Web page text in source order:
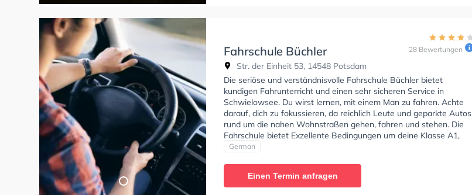
Fahrschule Büchler
Str. der Einheit 53, 14548 Potsdam
28 Bewertungen
Die seriöse und verständnisvolle Fahrschule Büchler bietet
kundigen Fahrunterricht und einen sehr sicheren Service in
Schwielowsee. Du wirst lernen, mit einem Man zu fahren. Achte
darauf, dich zu fokussieren, da reichlich Leute und geparkte Autos
rund um die nahen Wohnstraßen gehen, fahren und stehen. Die
Fahrschule bietet Exzellente Bedingungen um deine Klasse A1,
Klasse B, Klasse A, Klasse BE, Klasse B96, Klasse AM, Klasse C
einen Termin online anfragen.
German
Einen Termin anfragen